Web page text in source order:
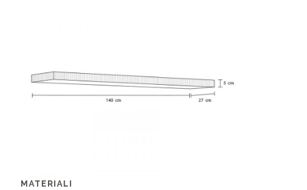
MATERIALI